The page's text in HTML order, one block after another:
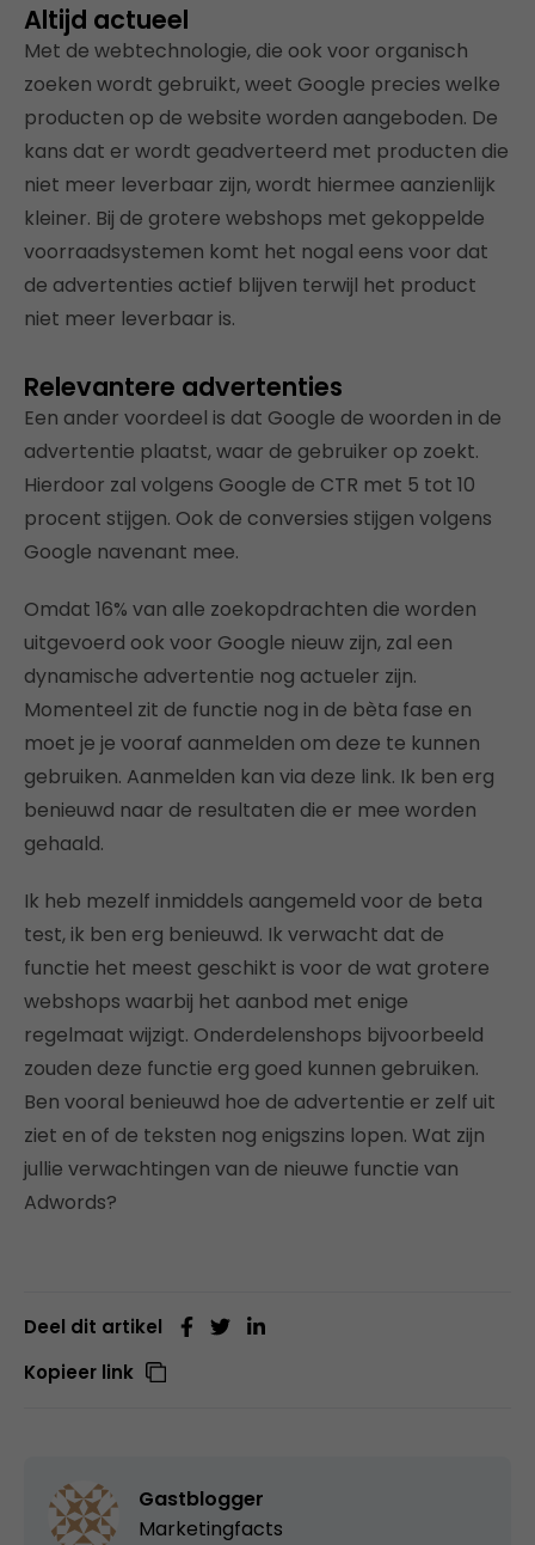
Altijd actueel
Met de webtechnologie, die ook voor organisch
zoeken wordt gebruikt, weet Google precies welke
producten op de website worden aangeboden. De
kans dat er wordt geadverteerd met producten die
niet meer leverbaar zijn, wordt hiermee aanzienlijk
kleiner. Bij de grotere webshops met gekoppelde
voorraadsystemen komt het nogal eens voor dat
de advertenties actief blijven terwijl het product
niet meer leverbaar is.
Relevantere advertenties
Een ander voordeel is dat Google de woorden in de
advertentie plaatst, waar de gebruiker op zoekt.
Hierdoor zal volgens Google de CTR met 5 tot 10
procent stijgen. Ook de conversies stijgen volgens
Google navenant mee.
Omdat 16% van alle zoekopdrachten die worden
uitgevoerd ook voor Google nieuw zijn, zal een
dynamische advertentie nog actueler zijn.
Momenteel zit de functie nog in de bèta fase en
moet je je vooraf aanmelden om deze te kunnen
gebruiken. Aanmelden kan via deze link. Ik ben erg
benieuwd naar de resultaten die er mee worden
gehaald.
Ik heb mezelf inmiddels aangemeld voor de beta
test, ik ben erg benieuwd. Ik verwacht dat de
functie het meest geschikt is voor de wat grotere
webshops waarbij het aanbod met enige
regelmaat wijzigt. Onderdelenshops bijvoorbeeld
zouden deze functie erg goed kunnen gebruiken.
Ben vooral benieuwd hoe de advertentie er zelf uit
ziet en of de teksten nog enigszins lopen. Wat zijn
jullie verwachtingen van de nieuwe functie van
Adwords?
Deel dit artikel
Kopieer link
Gastblogger
Marketingfacts